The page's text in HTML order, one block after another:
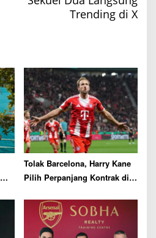
Trending di X
Tolak Barcelona, Harry Kane
Pilih Perpanjang Kontrak di